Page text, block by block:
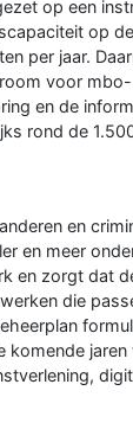
op een
op
per jaar.
voor
en de
rond de
en
en meer
en zorgt dat
die
komende